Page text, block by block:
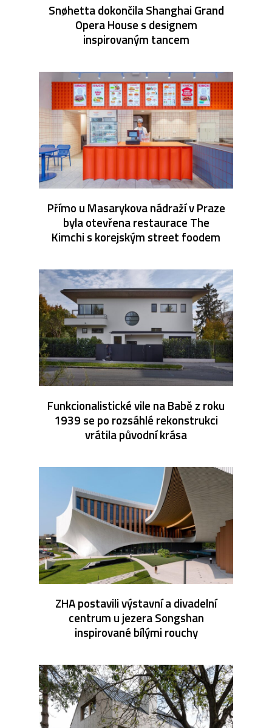
Snøhetta dokončila Shanghai Grand
Opera House s designem
inspirovaným tancem
Přímo u Masarykova nádraží v Praze
byla otevřena restaurace The
Kimchi s korejským street foodem
Funkcionalistické vile na Babě z roku
1939 se po rozsáhlé rekonstrukci
vrátila původní krása
ZHA postavili výstavní a divadelní
centrum u jezera Songshan
inspirované bílými rouchy